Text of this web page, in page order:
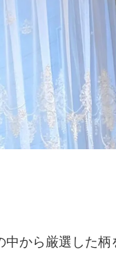
中から厳選した柄